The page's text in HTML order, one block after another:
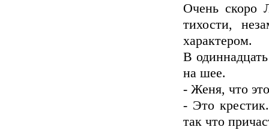
Очень скоро
тихости,
характером.
В
на шее.
- Женя, что
- Это
так что